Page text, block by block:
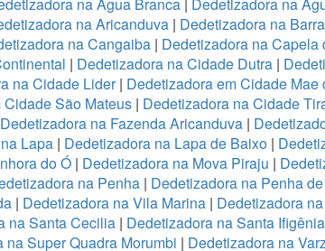
na Aricanduva | Dedetizadora na
na Cangaiba| Dedetizadora na Capela
| Dedetizadora na Cidade Dutra |
na Cidade Lider| Dedetizadora em Cidade Mae
São Mateus| Dedetizadora na Cidade
Dedetizadora na Fazenda Aricanduva |
Lapa | Dedetizadora na Lapa de Baixo |
do Ó | Dedetizadora na Mova Piraju |
na Penha | Dedetizadora na Penha
| Dedetizadora na Vila Marina | Dedetizadora
na Santa Cecilia| Dedetizadora na Santa Ifigênia
na Super Quadra Morumbi | Dedetizadora na